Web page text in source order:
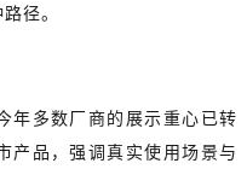
径。
年多数厂商的展示重心已转
产品，强调真实使用场景与